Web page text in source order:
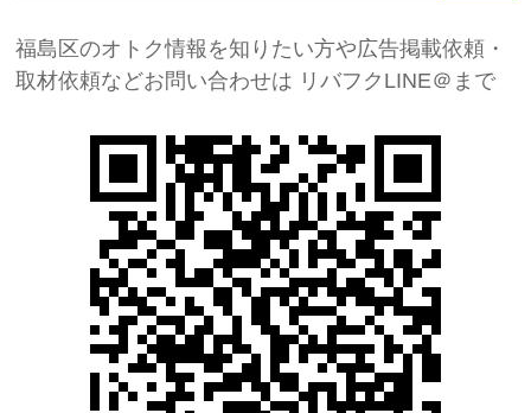
福島区のオトク情報を知りたい方や広告掲載依頼・
取材依頼などお問い合わせは リバフクLINE＠まで